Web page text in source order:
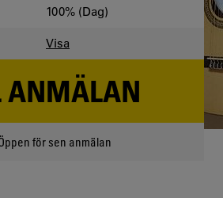
100% (Dag)
Visa
ANMÄLAN
för sen anmälan